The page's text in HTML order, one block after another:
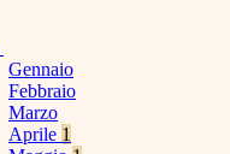
Gennaio
Febbraio
Marzo
Aprile 1